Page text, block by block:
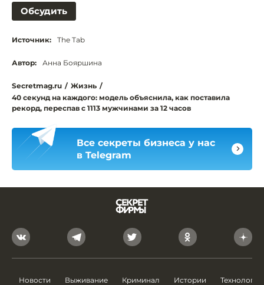
Обсудить
Источник: The Tab
Автор: Анна Бояршина
Secretmag.ru / Жизнь /
40 секунд на каждого: модель объяснила, как поставила
рекорд, переспав с 1113 мужчинами за 12 часов
Все секреты бизнеса у нас
в Telegram
Новости Выживание Криминал Истории Технологии